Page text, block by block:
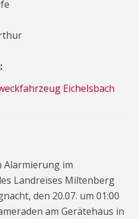
Eichelsbach
Alarmierung im
Landreises Miltenberg
den 20.07. um 01:00
am Gerätehaus in